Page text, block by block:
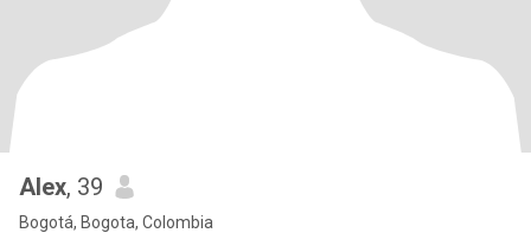
Alex, 39
Bogotá, Bogota, Colombia